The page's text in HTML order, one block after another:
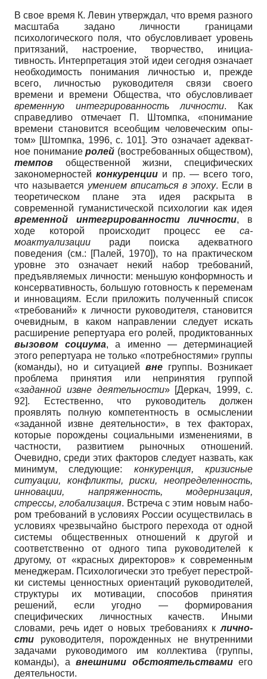
В свое время К. Левин утверждал, что время разного
масштаба задано лич­ности границами
психологического по­ля, что обусловливает уровень
притяза­ний, настроение, творчество, инициа­
тивность. Интерпретация этой идеи се­годня означает
необходимость понима­ния личностью и, прежде
всего, личнос­тью руководителя связи своего
времени и времени Общества, что обусловливает
временную интегрированность личнос­ти. Как
справедливо отмечает П. Штомпка, «понимание
времени ста­новится всеобщим человеческим опы­
том» [Штомпка, 1996, с. 101]. Это означает адекват­
ное понимание ролей (востребованных обществом),
темпов общественной жизни, специфических
закономернос­тейконкуренции и пр. — всего того,
что называется умением вписаться в эпоху. Если в
теоретическом плане эта идея раскрыта в
современной гуманистичес­кой психологии как идея
времен­ной интегрированности личности, в
ходе которой происходит процесс ее са­
моактуализации ради поиска адекват­ного
поведения (см.: [Палей, 1970]), то на практи­ческом
уровне это означает некий набор требований,
предъявляемых личности: меньшую конформность и
консерватив­ность, большую готовность к переменам
и инновациям. Если приложить полу­ченный список
«требований» к личнос­ти руководителя, становится
очевид­ным, в каком направлении следует ис­кать
расширение репертуара его ролей, продиктованных
вызовом социума, а именно — детерминацией
этого репер­туара не только «потребностями» груп­пы
(команды), но и ситуацией вне груп­пы. Возникает
проблема принятия или непринятия группой
«заданной извне деятельности» [Деркач, 1999, с.
92]. Естественно, что руководитель должен
проявлять полную компетентность в осмыслении
«заданной извне деятельности», в тех факторах,
которые порождены социаль­ными изменениями, в
частности, разви­тием рыночных отношений.
Очевидно, среди этих факторов следует назвать, как
минимум, следующие: конкуренция, кризисные
ситуации, конфликты, риски, неопределенность,
инновации, напря­женность, модернизация,
стрессы, гло­бализация. Встреча с этим новым набо­
ром требований в условиях России осу­ществилась в
условиях чрезвычайно быстрого перехода от одной
системы общественных отношений к другой и
соответственно от одного типа руково­дителей к
другому, от «красных дирек­торов» к современным
менеджерам. Психологически это требует перестрой­
ки системы ценностных ориентаций ру­ководителей,
структуры их мотивации, способов принятия
решений, если угод­но — формирования
специфических личностных качеств. Иными
словами, речь идет о новых требованиях клично­
сти руководителя, порожденных не внутренними
задачами руководимого им коллектива (группы,
команды), а внешними обстоятельствамиего
дея­тельности.